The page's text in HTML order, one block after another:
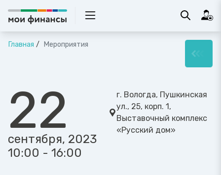
Главная Мероприятия
22
сентября, 2023
10:00 - 16:00
г. Вологда, Пушкинская
ул., 25, корп. 1,
Выставочный комплекс
«Русский дом»